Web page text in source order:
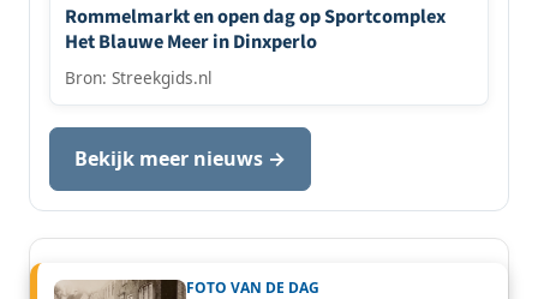
Rommelmarkt en open dag op Sportcomplex
Het Blauwe Meer in Dinxperlo
Bron: Streekgids.nl
Bekijk meer nieuws →
FOTO VAN DE DAG